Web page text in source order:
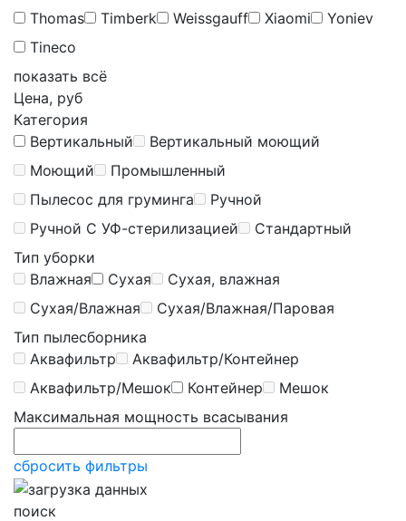
Thomas
Timberk Weissgauff Xiaomi
Yoniev
Тineco
показать всё
Цена, руб
Категория
Вертикальный
Вертикальный моющий
Моющий
Промышленный
Пылесос для груминга
Ручной
Ручной С УФ-стерилизацией
Стандартный
Тип уборки
Влажная
Сухая
Сухая, влажная
Сухая/Влажная
Сухая/Влажная/Паровая
Тип пылесборника
Аквафильтр
Аквафильтр/Контейнер
Аквафильтр/Мешок
Контейнер
Мешок
Максимальная мощность всасывания
сбросить фильтры
поиск